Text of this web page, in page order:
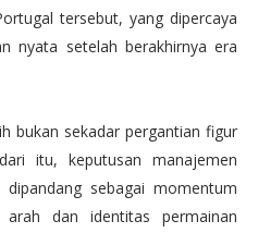
tersebut, yang dipercaya
nyata setelah berakhirnya era
bukan sekadar pergantian figur
itu, keputusan manajemen
sebagai momentum
dan identitas permainan